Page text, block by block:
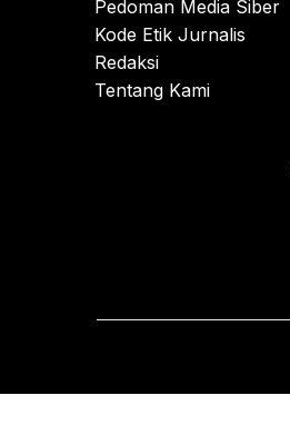
Pedoman Media Siber
Kode Etik Jurnalis
Redaksi
Tentang Kami